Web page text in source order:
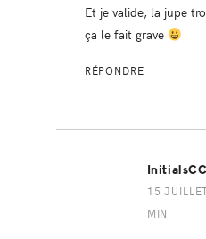
Et je valide, la jupe
ça le fait grave
RÉPONDRE
InitialsCC
15
MIN